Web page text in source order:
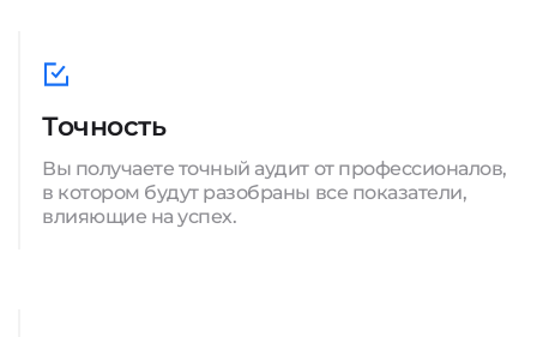
Точность
Вы получаете точный аудит от профессионалов,
в котором будут разобраны все показатели,
влияющие на успех.